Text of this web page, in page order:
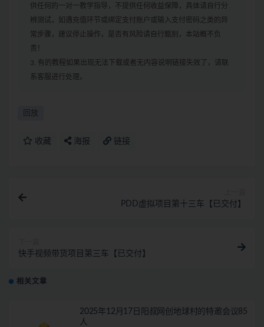
供任何的一对一教学指导，不提供任何收益保障，具体请自行分
辨测试，如遇充值环节或绑定支付账户或输入支付密码之类的异
常步骤，建议停止操作，是否有风险请自行甄别，本站概不负
责！
3. 有的教程如果出现无法下载或者无内容说明链接失效了，请联
系客服进行处理。
回放
收藏 海报 链接
PDD虚拟项目第十三车【已交付】
快手视频带货项目第三车【已交付】
相关文章
2025年12月17日阳叔网创地球村的特邀会议85
人